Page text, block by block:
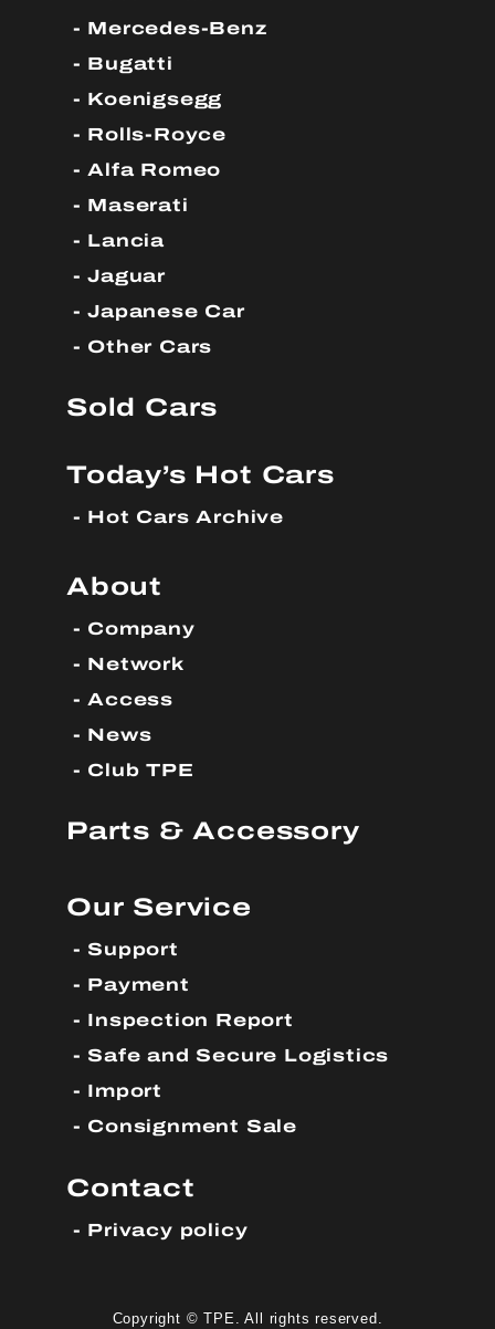
Mercedes-Benz
Bugatti
Koenigsegg
Rolls-Royce
Alfa Romeo
Maserati
Lancia
Jaguar
Japanese Car
Other Cars
Sold Cars
Today’s Hot Cars
Hot Cars Archive
About
Company
Network
Access
News
Club TPE
Parts & Accessory
Our Service
Support
Payment
Inspection Report
Safe and Secure Logistics
Import
Consignment Sale
Contact
Privacy policy
Copyright © TPE. All rights reserved.